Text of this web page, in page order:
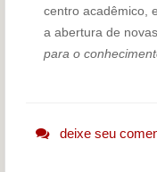
centro acadêmico,
a abertura de
para o
deixe seu